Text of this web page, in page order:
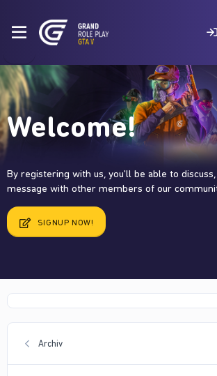
Welcome!
By registering with us, you'll be able to
message with other members of our
SIGNUP NOW!
Archiv